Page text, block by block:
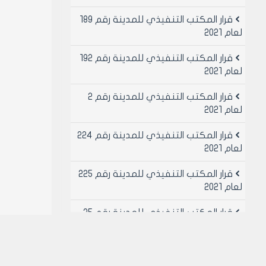
قرار المكتب التنفيذي للمدينة رقم 189
لعام 2021
قرار المكتب التنفيذي للمدينة رقم 192
لعام 2021
قرار المكتب التنفيذي للمدينة رقم 2
لعام 2021
قرار المكتب التنفيذي للمدينة رقم 224
لعام 2021
قرار المكتب التنفيذي للمدينة رقم 225
لعام 2021
قرار المكتب التنفيذي للمدينة رقم 25